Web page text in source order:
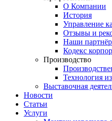
О Компании
История
Управление
Отзывы и
Наши
Кодекс
Производство
Технология
Выставочная
Новости
Статьи
Услуги